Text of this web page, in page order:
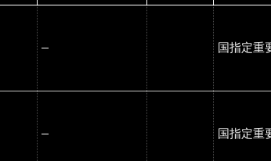
― 国指定重
― 国指定重